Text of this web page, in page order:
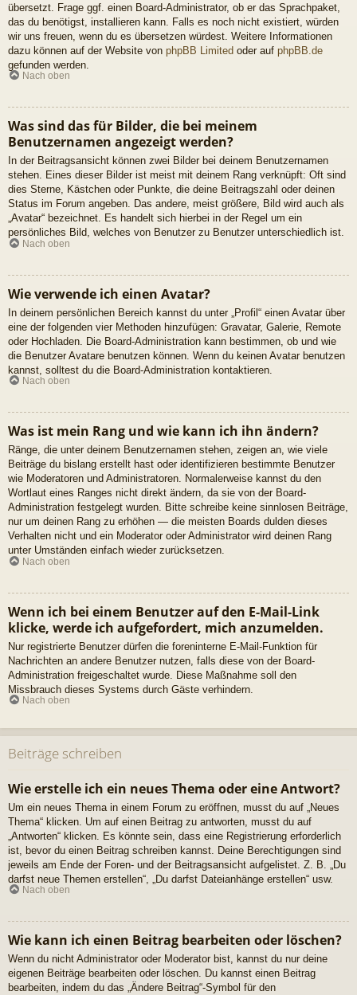
übersetzt. Frage ggf. einen Board-Administrator, ob er das Sprachpaket,
das du benötigst, installieren kann. Falls es noch nicht existiert, würden
wir uns freuen, wenn du es übersetzen würdest. Weitere Informationen
dazu können auf der Website von phpBB Limited oder auf phpBB.de
gefunden werden.
Nach oben
Was sind das für Bilder, die bei meinem
Benutzernamen angezeigt werden?
In der Beitragsansicht können zwei Bilder bei deinem Benutzernamen
stehen. Eines dieser Bilder ist meist mit deinem Rang verknüpft: Oft sind
dies Sterne, Kästchen oder Punkte, die deine Beitragszahl oder deinen
Status im Forum angeben. Das andere, meist größere, Bild wird auch als
„Avatar“ bezeichnet. Es handelt sich hierbei in der Regel um ein
persönliches Bild, welches von Benutzer zu Benutzer unterschiedlich ist.
Nach oben
Wie verwende ich einen Avatar?
In deinem persönlichen Bereich kannst du unter „Profil“ einen Avatar über
eine der folgenden vier Methoden hinzufügen: Gravatar, Galerie, Remote
oder Hochladen. Die Board-Administration kann bestimmen, ob und wie
die Benutzer Avatare benutzen können. Wenn du keinen Avatar benutzen
kannst, solltest du die Board-Administration kontaktieren.
Nach oben
Was ist mein Rang und wie kann ich ihn ändern?
Ränge, die unter deinem Benutzernamen stehen, zeigen an, wie viele
Beiträge du bislang erstellt hast oder identifizieren bestimmte Benutzer
wie Moderatoren und Administratoren. Normalerweise kannst du den
Wortlaut eines Ranges nicht direkt ändern, da sie von der Board-
Administration festgelegt wurden. Bitte schreibe keine sinnlosen Beiträge,
nur um deinen Rang zu erhöhen — die meisten Boards dulden dieses
Verhalten nicht und ein Moderator oder Administrator wird deinen Rang
unter Umständen einfach wieder zurücksetzen.
Nach oben
Wenn ich bei einem Benutzer auf den E-Mail-Link
klicke, werde ich aufgefordert, mich anzumelden.
Nur registrierte Benutzer dürfen die foreninterne E-Mail-Funktion für
Nachrichten an andere Benutzer nutzen, falls diese von der Board-
Administration freigeschaltet wurde. Diese Maßnahme soll den
Missbrauch dieses Systems durch Gäste verhindern.
Nach oben
Beiträge schreiben
Wie erstelle ich ein neues Thema oder eine Antwort?
Um ein neues Thema in einem Forum zu eröffnen, musst du auf „Neues
Thema“ klicken. Um auf einen Beitrag zu antworten, musst du auf
„Antworten“ klicken. Es könnte sein, dass eine Registrierung erforderlich
ist, bevor du einen Beitrag schreiben kannst. Deine Berechtigungen sind
jeweils am Ende der Foren- und der Beitragsansicht aufgelistet. Z. B. „Du
darfst neue Themen erstellen“, „Du darfst Dateianhänge erstellen“ usw.
Nach oben
Wie kann ich einen Beitrag bearbeiten oder löschen?
Wenn du nicht Administrator oder Moderator bist, kannst du nur deine
eigenen Beiträge bearbeiten oder löschen. Du kannst einen Beitrag
bearbeiten, indem du das „Ändere Beitrag“-Symbol für den